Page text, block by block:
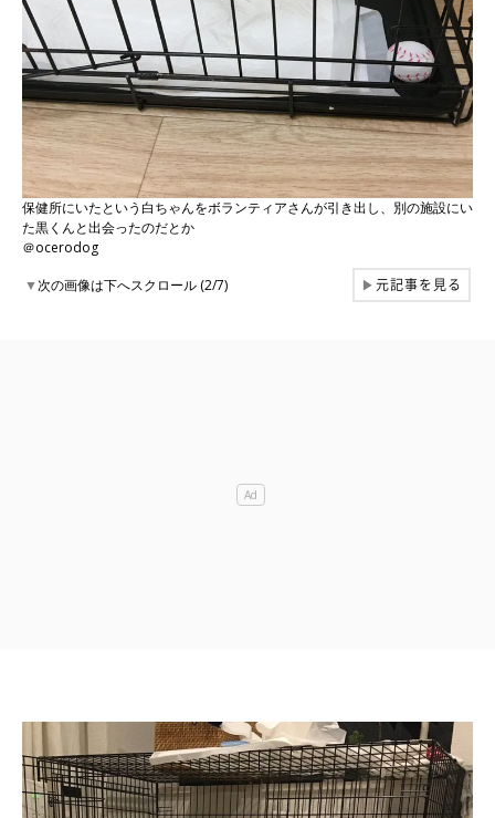
保健所にいたという白ちゃんをボランティアさんが引き出し、別の施設にい
た黒くんと出会ったのだとか
＠ocerodog
▼次の画像は下へスクロール (2/7) ▶元記事を見る